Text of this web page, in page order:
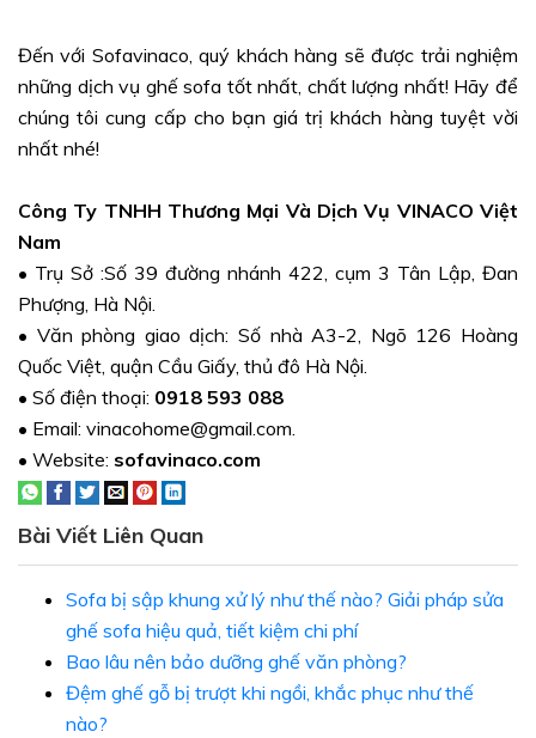
Đến với Sofavinaco, quý khách hàng sẽ được trải nghiệm
những dịch vụ ghế sofa tốt nhất, chất lượng nhất! Hãy để
chúng tôi cung cấp cho bạn giá trị khách hàng tuyệt vời
nhất nhé!
Công Ty TNHH Thương Mại Và Dịch Vụ VINACO Việt
Nam
• Trụ Sở :Số 39 đường nhánh 422, cụm 3 Tân Lập, Đan
Phượng, Hà Nội.
• Văn phòng giao dịch: Số nhà A3-2, Ngõ 126 Hoàng
Quốc Việt, quận Cầu Giấy, thủ đô Hà Nội.
• Số điện thoại: 0918 593 088
• Email: vinacohome@gmail.com.
• Website: sofavinaco.com
Bài Viết Liên Quan
Sofa bị sập khung xử lý như thế nào? Giải pháp sửa
ghế sofa hiệu quả, tiết kiệm chi phí
Bao lâu nên bảo dưỡng ghế văn phòng?
Đệm ghế gỗ bị trượt khi ngồi, khắc phục như thế
nào?